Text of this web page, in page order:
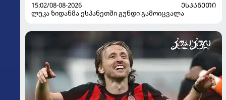
15:02/08-08-2026
ᲔᲡᲞᲐᲜᲔᲗᲘ
ლუკა ზიდანმა ესპანეთში გუნდი გამოიცვალა